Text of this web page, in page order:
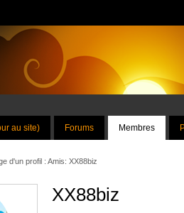
au site) Forums Membres
d'un profil : Amis: XX88biz
XX88biz